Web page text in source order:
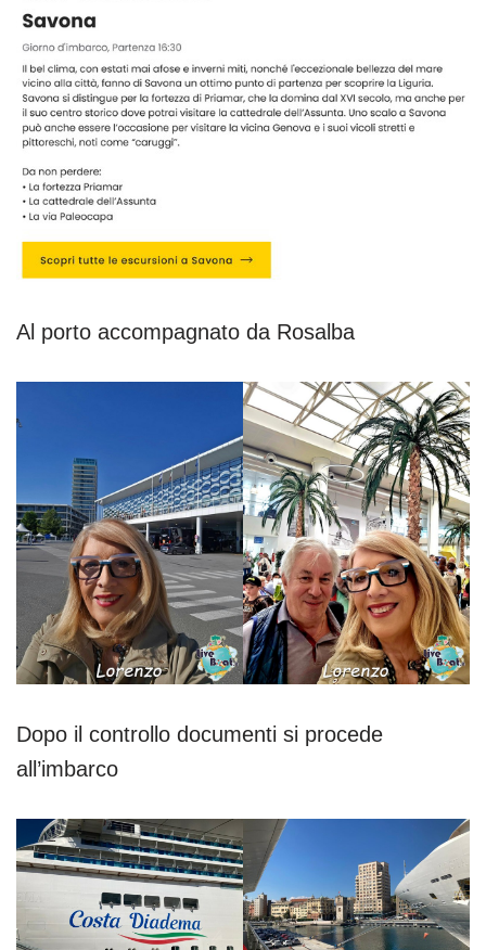
Al porto accompagnato da Rosalba
Dopo il controllo documenti si procede
all’imbarco